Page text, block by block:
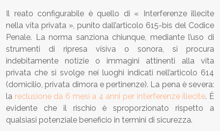
Il reato configurabile è quello di « Interferenze illecite
nella vita privata », punito dall’articolo 615-bis del Codice
Penale. La norma sanziona chiunque, mediante l’uso di
strumenti di ripresa visiva o sonora, si procura
indebitamente notizie o immagini attinenti alla vita
privata che si svolge nei luoghi indicati nell’articolo 614
(domicilio, privata dimora e pertinenze). La pena è severa:
la reclusione da 6 mesi a 4 anni per interferenze illecite. È
evidente che il rischio è sproporzionato rispetto a
qualsiasi potenziale beneficio in termini di sicurezza.